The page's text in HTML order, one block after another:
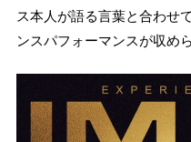
ス本人が語る言葉と合わせ
ンスパフォーマンスが収め